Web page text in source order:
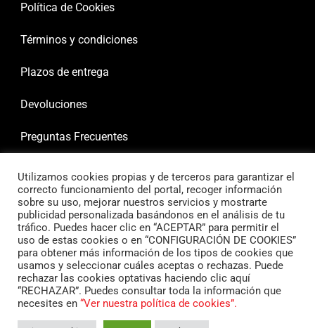
Política de Cookies
Términos y condiciones
Plazos de entrega
Devoluciones
Preguntas Frecuentes
Utilizamos cookies propias y de terceros para garantizar el
correcto funcionamiento del portal, recoger información
sobre su uso, mejorar nuestros servicios y mostrarte
publicidad personalizada basándonos en el análisis de tu
tráfico. Puedes hacer clic en “ACEPTAR” para permitir el
uso de estas cookies o en “CONFIGURACIÓN DE COOKIES”
para obtener más información de los tipos de cookies que
usamos y seleccionar cuáles aceptas o rechazas. Puede
rechazar las cookies optativas haciendo clic aquí
“RECHAZAR”. Puedes consultar toda la información que
necesites en “Ver nuestra política de cookies”.